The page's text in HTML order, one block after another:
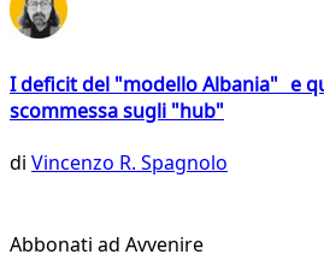
I deficit del "modello Albania" e
scommessa sugli "hub"
di Vincenzo R. Spagnolo
Abbonati ad Avvenire